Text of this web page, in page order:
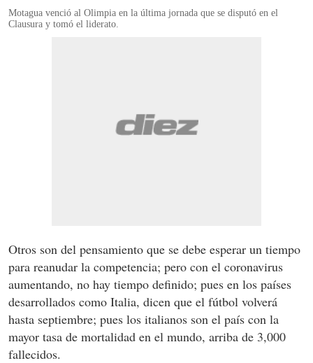
Motagua venció al Olimpia en la última jornada que se disputó en el
Clausura y tomó el liderato.
Otros son del pensamiento que se debe esperar un tiempo
para reanudar la competencia; pero con el coronavirus
aumentando, no hay tiempo definido; pues en los países
desarrollados como Italia, dicen que el fútbol volverá
hasta septiembre; pues los italianos son el país con la
mayor tasa de mortalidad en el mundo, arriba de 3,000
fallecidos.